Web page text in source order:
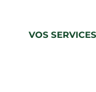
VOS SERVICES